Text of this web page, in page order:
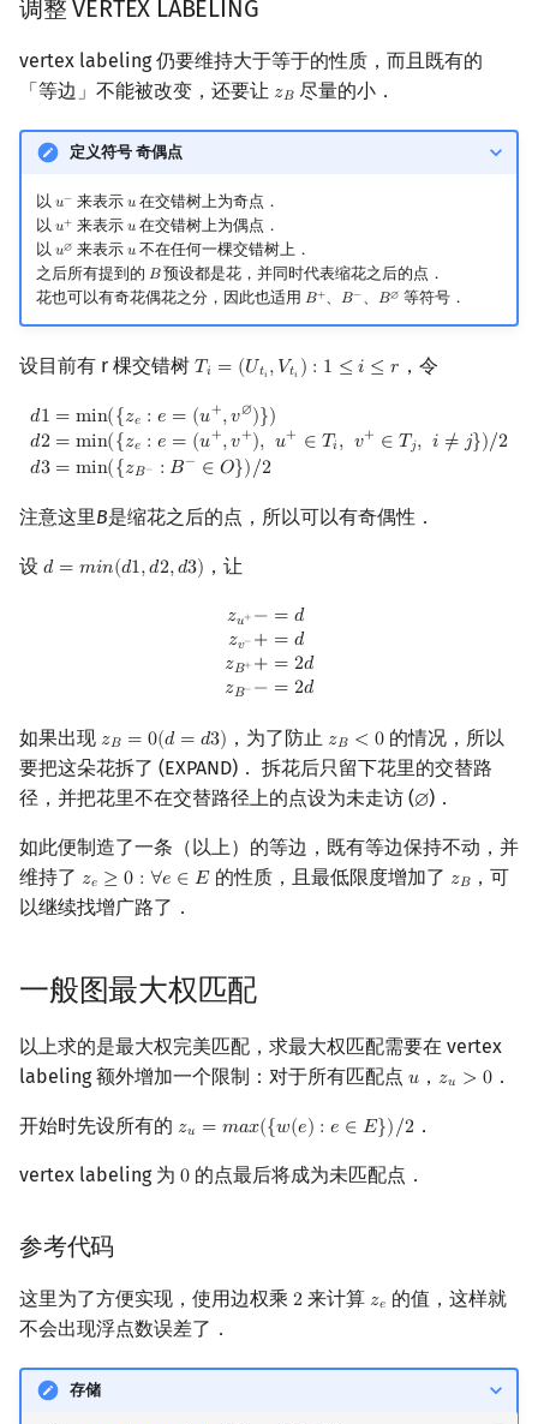
调整 VERTEX LABELING
vertex labeling 仍要维持大于等于的性质，而且既有的
「等边」不能被改变，还要让 𝑧𝐵
zB 尽量的小．
定义符号 奇偶点
以 𝑢−
u− 来表示 𝑢
u 在交错树上为奇点．
以 𝑢+
u+ 来表示 𝑢
u 在交错树上为偶点．
以 𝑢∅
u∅来表示 𝑢
u 不在任何一棵交错树上．
之后所有提到的 𝐵
B预设都是花，并同时代表缩花之后的点．
花也可以有奇花偶花之分，因此也适用 𝐵+
B+ 、𝐵−
B− 、𝐵∅
B∅ 等符号．
设目前有 r 棵交错树 𝑇𝑖 = (𝑈𝑡𝑖 , 𝑉𝑡𝑖 ) : 1 ≤ 𝑖 ≤ 𝑟
Ti=(U ti,Vt ):1 ≤ ≤ r ，令
𝑑1 = min({𝑧𝑒 : 𝑒 = (𝑢+,𝑣∅)})
𝑑2 = min({𝑧𝑒 : 𝑒 = (𝑢+,𝑣+), 𝑢+ ∈ 𝑇𝑖, 𝑣+ ∈ 𝑇𝑗, 𝑖 ≠ 𝑗})/2
𝑑3 = min({𝑧𝐵− : 𝐵− ∈ 𝑂})/2
d1= min({ze:e=( u +, v∅)})d2=min
注意这里B是缩花之后的点，所以可以有奇偶性．
设 𝑑 = 𝑚𝑖𝑛(𝑑1,𝑑2,𝑑3)
d =min(d1,d2,d3) ，让
𝑧𝑢+ − = 𝑑
𝑧𝑣− + = 𝑑
𝑧𝐵+ + = 2𝑑
𝑧𝐵− − = 2𝑑
+=dzB++=
如果出现 𝑧𝐵 = 0(𝑑 = 𝑑3)
zB =0 d=d 3) ，为了防止𝑧𝐵 < 0
zB <0
的情况，所以
要把这朵花拆了 (EXPAND)． 拆花后只留下花里的交替路
径，并把花里不在交替路径上的点设为未走访 (∅
∅)．
如此便制造了一条（以上）的等边，既有等边保持不动，并
维持了 𝑧𝑒 ≥ 0 : ∀𝑒 ∈ 𝐸
ze ≥0 :∀ e ∈E 的性质，且最低限度增加了 𝑧𝐵
zB，可
以继续找增广路了．
一般图最大权匹配
以上求的是最大权完美匹配，求最大权匹配需要在 vertex
labeling 额外增加一个限制：对于所有匹配点 𝑢
u ，𝑧𝑢 > 0
zu >0 ．
开始时先设所有的 𝑧𝑢 = 𝑚𝑎𝑥({𝑤(𝑒) : 𝑒 ∈ 𝐸})/2
zu =max({w(e):e∈ E} /2 ．
vertex labeling 为 0
0 的点最后将成为未匹配点．
参考代码
这里为了方便实现，使用边权乘 2
2 来计算 𝑧𝑒
ze 的值，这样就
不会出现浮点数误差了．
存储